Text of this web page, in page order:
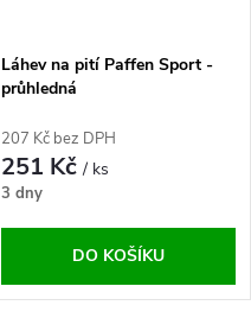
Láhev na pití Paffen Sport -
průhledná
207 Kč bez DPH
251 Kč/ ks
3 dny
DO KOŠÍKU